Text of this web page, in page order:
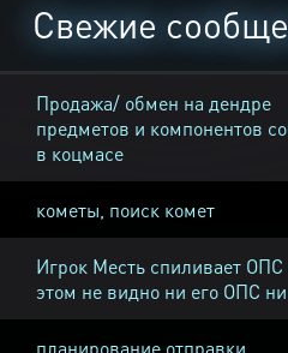
Свежие
Продажа/ обмен на дендре
предметов и компонентов
в коцмасе
кометы, поиск комет
Игрок Месть спиливает ОПС
этом не видно ни его ОПС ни